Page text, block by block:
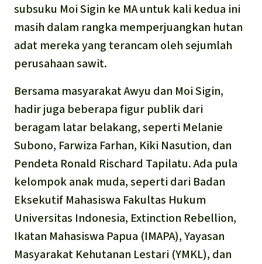
Semen
Kayu tropis
Peternakan masal
Masyarakat Adat
subsuku Moi Sigin ke MA untuk kali kedua ini
masih dalam rangka memperjuangkan hutan
adat mereka yang terancam oleh sejumlah
perusahaan sawit.
Bersama masyarakat Awyu dan Moi Sigin,
hadir juga beberapa figur publik dari
beragam latar belakang, seperti Melanie
Subono, Farwiza Farhan, Kiki Nasution, dan
Pendeta Ronald Rischard Tapilatu. Ada pula
kelompok anak muda, seperti dari Badan
Eksekutif Mahasiswa Fakultas Hukum
Universitas Indonesia, Extinction Rebellion,
Ikatan Mahasiswa Papua (IMAPA), Yayasan
Masyarakat Kehutanan Lestari (YMKL), dan